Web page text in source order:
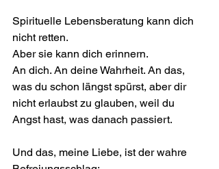
Spirituelle Lebensberatung kann dich
nicht retten.
Aber sie kann dich erinnern.
An dich. An deine Wahrheit. An das,
was du schon längst spürst, aber dir
nicht erlaubst zu glauben, weil du
Angst hast, was danach passiert.
Und das, meine Liebe, ist der wahre